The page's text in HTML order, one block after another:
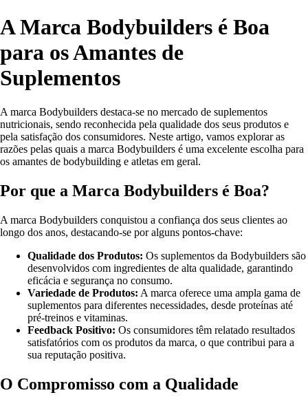
A Marca Bodybuilders é Boa
para os Amantes de
Suplementos
A marca Bodybuilders destaca-se no mercado de suplementos
nutricionais, sendo reconhecida pela qualidade dos seus produtos e
pela satisfação dos consumidores. Neste artigo, vamos explorar as
razões pelas quais a marca Bodybuilders é uma excelente escolha para
os amantes de bodybuilding e atletas em geral.
Por que a Marca Bodybuilders é Boa?
A marca Bodybuilders conquistou a confiança dos seus clientes ao
longo dos anos, destacando-se por alguns pontos-chave:
Qualidade dos Produtos: Os suplementos da Bodybuilders são
desenvolvidos com ingredientes de alta qualidade, garantindo
eficácia e segurança no consumo.
Variedade de Produtos: A marca oferece uma ampla gama de
suplementos para diferentes necessidades, desde proteínas até
pré-treinos e vitaminas.
Feedback Positivo: Os consumidores têm relatado resultados
satisfatórios com os produtos da marca, o que contribui para a
sua reputação positiva.
O Compromisso com a Qualidade